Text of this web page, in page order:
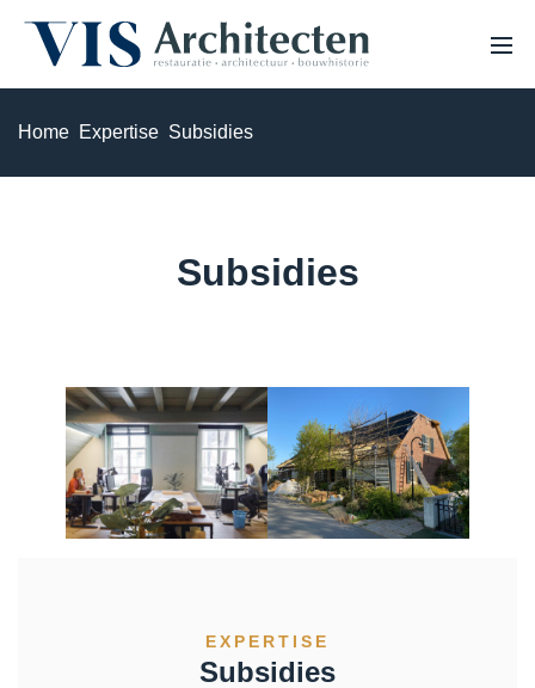
HOME
PROJECTEN
Bouwhistorisch onderzoek & waardestelling
3D Laserscannen & 3D inmeten
Restauratie & herstel
Verduurzaming & modernisering
Home Expertise Subsidies
Subsidies
EXPERTISE
Subsidies